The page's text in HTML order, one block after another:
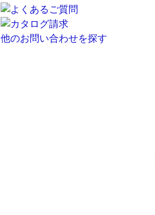
他のお問い合わせを探す